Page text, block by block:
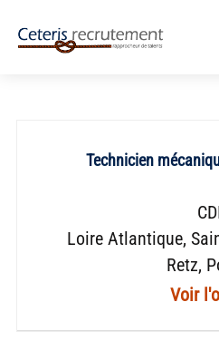
Technicien
Loire Atlantique
Retz